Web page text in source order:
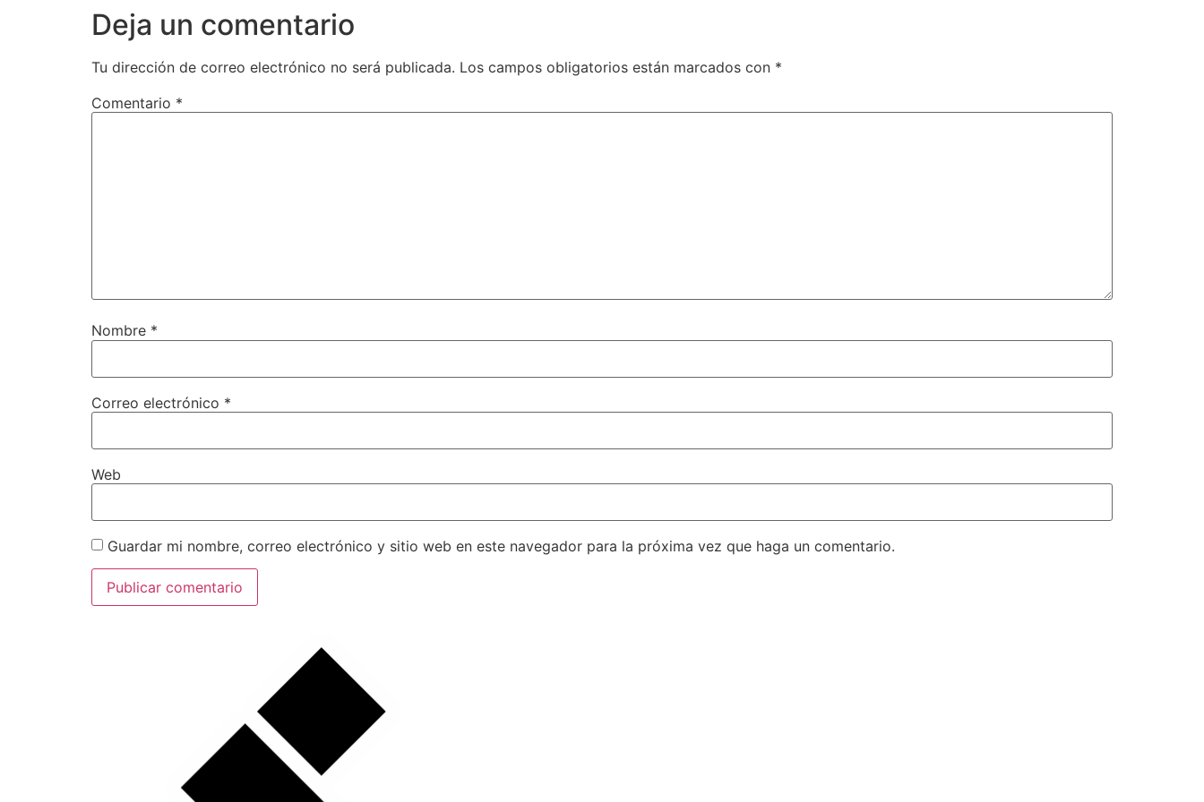
Deja un comentario
Tu dirección de correo electrónico no será publicada. Los campos obligatorios están marcados con *
Comentario *
Nombre *
Correo electrónico *
Web
Guardar mi nombre, correo electrónico y sitio web en este navegador para la próxima vez que haga un comentario.